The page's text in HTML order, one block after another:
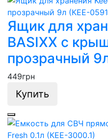
Ящик для
BASIXX с
прозрачный
449грн
Купить